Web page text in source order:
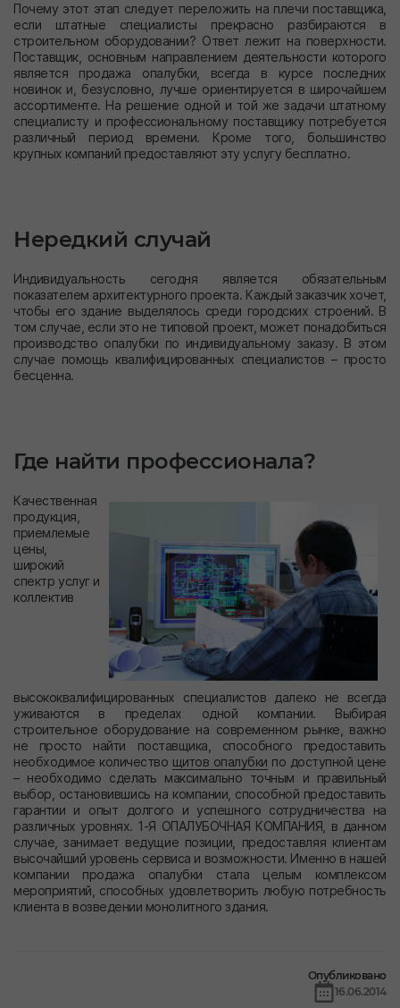
Почему этот этап следует переложить на плечи поставщика,
если штатные специалисты прекрасно разбираются в
строительном оборудовании? Ответ лежит на поверхности.
Поставщик, основным направлением деятельности которого
является продажа опалубки, всегда в курсе последних
новинок и, безусловно, лучше ориентируется в широчайшем
ассортименте. На решение одной и той же задачи штатному
специалисту и профессиональному поставщику потребуется
различный период времени. Кроме того, большинство
крупных компаний предоставляют эту услугу бесплатно.
Нередкий случай
Индивидуальность сегодня является обязательным
показателем архитектурного проекта. Каждый заказчик хочет,
чтобы его здание выделялось среди городских строений. В
том случае, если это не типовой проект, может понадобиться
производство опалубки по индивидуальному заказу. В этом
случае помощь квалифицированных специалистов – просто
бесценна.
Где найти профессионала?
Качественная
продукция,
приемлемые
цены,
широкий
спектр услуг и
коллектив
высококвалифицированных специалистов далеко не всегда
уживаются в пределах одной компании. Выбирая
строительное оборудование на современном рынке, важно
не просто найти поставщика, способного предоставить
необходимое количество щитов опалубки по доступной цене
– необходимо сделать максимально точным и правильный
выбор, остановившись на компании, способной предоставить
гарантии и опыт долгого и успешного сотрудничества на
различных уровнях. 1-Я ОПАЛУБОЧНАЯ КОМПАНИЯ, в данном
случае, занимает ведущие позиции, предоставляя клиентам
высочайший уровень сервиса и возможности. Именно в нашей
компании продажа опалубки стала целым комплексом
мероприятий, способных удовлетворить любую потребность
клиента в возведении монолитного здания.
Опубликовано
16.06.2014